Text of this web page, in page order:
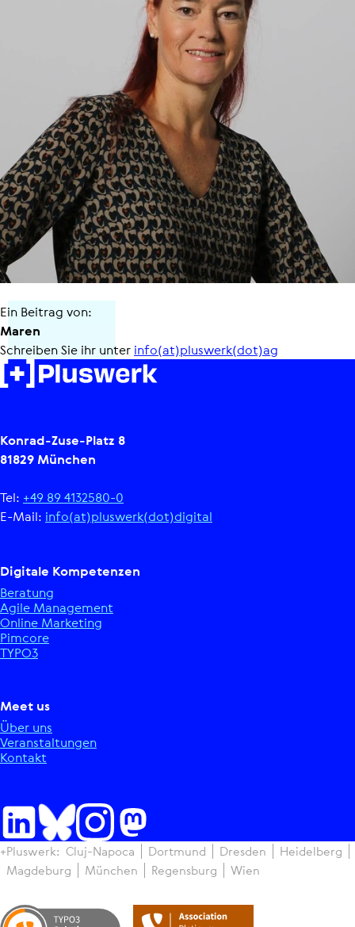
Ein Beitrag von:
Maren
Schreiben Sie ihr unter info(at)pluswerk(dot)ag
Konrad-Zuse-Platz 8
81829 München
Tel: +49 89 4132580-0
E-Mail: info(at)pluswerk(dot)digital
Digitale Kom­pe­ten­zen
Beratung
Agile Manage­ment
Online Marketing
Pimcore
TYPO3
Meet us
Über uns
Ver­an­stal­tun­gen
Kontakt
+Pluswerk: Cluj-Napoca Dortmund Dresden
Hei­del­berg
Magdeburg
München Regens­burg Wien